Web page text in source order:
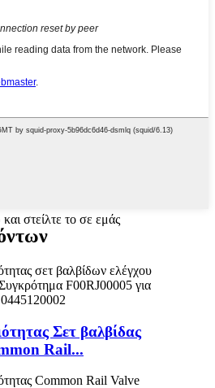
στείλτε το σε εμάς
Σετ βαλβίδας
Rail...